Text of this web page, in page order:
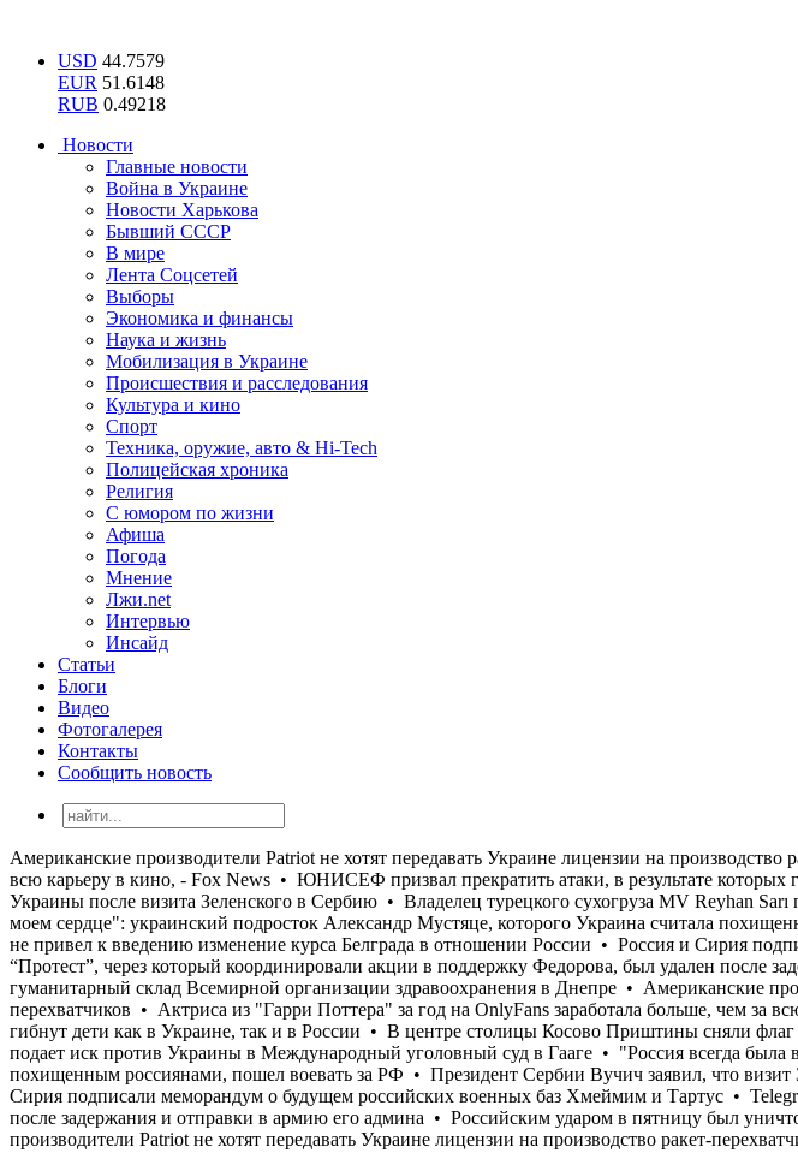
USD 44.7579
EUR 51.6148
RUB 0.49218
Новости
Главные новости
Война в Украине
Новости Харькова
Бывший СССР
В мире
Лента Соцсетей
Выборы
Экономика и финансы
Наука и жизнь
Мобилизация в Украине
Происшествия и расследования
Культура и кино
Спорт
Техника, оружие, авто & Hi-Tech
Полицейская хроника
Религия
С юмором по жизни
Афиша
Погода
Мнение
Лжи.net
Интервью
Инсайд
Статьи
Блоги
Видео
Фотогалерея
Контакты
Сообщить новость
Американские производители Patriot не хотят передавать Украине лицензии на производство ракет-перехватчиков • Актриса из "Гарри Поттера" за год на OnlyFans заработала больше, чем за всю карьеру в кино, - Fox News • ЮНИСЕФ призвал прекратить атаки, в результате которых гибнут дети как в Украине, так и в России • В центре столицы Косово Приштины сняли флаг Украины после визита Зеленского в Сербию • Владелец турецкого сухогруза MV Reyhan Sarı подает иск против Украины в Международный уголовный суд в Гааге • "Россия всегда была в моем сердце": украинский подросток Александр Мустяце, которого Украина считала похищенным россиянами, пошел воевать за РФ • Президент Сербии Вучич заявил, что визит Зеленского не привел к введению изменение курса Белграда в отношении России • Россия и Сирия подписали меморандум о будущем российских военных баз Хмеймим и Тартус • Telegram-чат “Протест”, через который координировали акции в поддержку Федорова, был удален после задержания и отправки в армию его админа • Российским ударом в пятницу был уничтожен гуманитарный склад Всемирной организации здравоохранения в Днепре • Американские производители Patriot не хотят передавать Украине лицензии на производство ракет-перехватчиков • Актриса из "Гарри Поттера" за год на OnlyFans заработала больше, чем за всю карьеру в кино, - Fox News • ЮНИСЕФ призвал прекратить атаки, в результате которых гибнут дети как в Украине, так и в России • В центре столицы Косово Приштины сняли флаг Украины после визита Зеленского в Сербию • Владелец турецкого сухогруза MV Reyhan Sarı подает иск против Украины в Международный уголовный суд в Гааге • "Россия всегда была в моем сердце": украинский подросток Александр Мустяце, которого Украина считала похищенным россиянами, пошел воевать за РФ • Президент Сербии Вучич заявил, что визит Зеленского не привел к введению изменение курса Белграда в отношении России • Россия и Сирия подписали меморандум о будущем российских военных баз Хмеймим и Тартус • Telegram-чат “Протест”, через который координировали акции в поддержку Федорова, был удален после задержания и отправки в армию его админа • Российским ударом в пятницу был уничтожен гуманитарный склад Всемирной организации здравоохранения в Днепре • Американские производители Patriot не хотят передавать Украине лицензии на производство ракет-перехватчиков • Актриса из "Гарри Поттера" за год на OnlyFans заработала больше, чем за всю карьеру в кино, - Fox News • ЮНИСЕФ призвал прекратить атаки, в результате которых гибнут дети как в Украине, так и в России • В центре столицы Косово Приштины сняли флаг Украины после визита Зеленского в Сербию • Владелец турецкого сухогруза MV Reyhan Sarı подает иск против Украины в Международный уголовный суд в Гааге • "Россия всегда была в моем сердце": украинский подросток Александр Мустяце, которого Украина считала похищенным россиянами, пошел воевать за РФ • Президент Сербии Вучич заявил, что визит Зеленского не привел к введению изменение курса Белграда в отношении России • Россия и Сирия подписали меморандум о будущем российских военных баз Хмеймим и Тартус • Telegram-чат “Протест”, через который координировали акции в поддержку Федорова, был удален после задержания и отправки в армию его админа • Российским ударом в пятницу был уничтожен гуманитарный склад Всемирной организации здравоохранения в Днепре • Американские производители Patriot не хотят передавать Украине лицензии на производство ракет-перехватчиков • Актриса из "Гарри Поттера" за год на OnlyFans заработала больше, чем за всю карьеру в кино, - Fox News • ЮНИСЕФ призвал прекратить атаки, в результате которых гибнут дети как в Украине, так и в России • В центре столицы Косово Приштины сняли флаг Украины после визита Зеленского в Сербию • Владелец турецкого сухогруза MV Reyhan Sarı подает иск против Украины в Международный уголовный суд в Гааге • "Россия всегда была в моем сердце": украинский подросток Александр Мустяце, которого Украина считала похищенным россиянами, пошел воевать за РФ • Президент Сербии Вучич заявил, что визит Зеленского не привел к введению изменение курса Белграда в отношении России • Россия и Сирия подписали меморандум о будущем российских военных баз Хмеймим и Тартус • Telegram-чат “Протест”, через который координировали акции в поддержку Федорова, был удален после задержания и отправки в армию его админа • Российским ударом в пятницу был уничтожен гуманитарный склад Всемирной организации здравоохранения в Днепре • Американские производители Patriot не хотят передавать Украине лицензии на производство ракет-перехватчиков • Актриса из "Гарри Поттера" за год на OnlyFans заработала больше, чем за всю карьеру в кино, - Fox News • ЮНИСЕФ призвал прекратить атаки, в результате которых гибнут дети как в Украине,